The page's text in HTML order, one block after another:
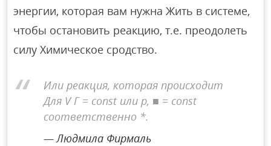
энергии, которая вам нужна Жить в системе,
чтобы остановить реакцию, т.е. преодолеть
силу Химическое сродство.
Или реакция, которая происходит
Для V Γ = const или p, ■ = const
соответственно *.
Людмила Фирмаль